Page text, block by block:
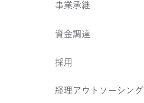
事業承継
資金調達
採用
経理アウトソーシング